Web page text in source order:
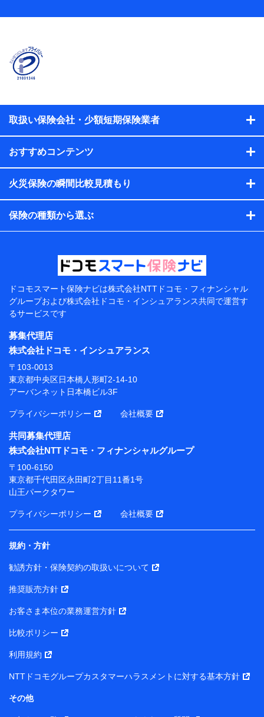
株式会社NTTドコモ
当社又は株式会社NTTドコモが提供する保険関連サービスに
おけるユーザ登録受付および管理のため
当社又は株式会社NTTドコモと取引のあるもしくは委託を受
れらに付帯、関連する当社、株式会社NTTドコモおよび提携
会社のサービスを案内、提供するため
析して、お客さまの趣味・嗜好・傾向に応じたサービス・商
各種セミナーの開催のため
コンサルティングサービスの実施のため
アンケートやキャンペーン等の実施のため
上記に係る案内・手続き・管理等付帯業務を行うため
当該個人データを取り扱う各共同利用者（詳細は次のと
東京都千代田区永田町2丁目11番1号 山王パークタワー
株式会社NTTドコモ 代表取締役社長 前田 義晃
東京都中央区日本橋人形町2-14-10 アーバンネット日
本橋ビル 3F
長 吉村 忠義
※ 当社および株式会社NTTドコモは、お客さまの情報
ソナルデータ憲章」に定める行動原則を順守します 。
※ パーソナルデータダッシュボードの「第三者提供の
管理」の設定状態にかかわらず、共同利用する場合があ
ります。
※ dポイントクラブ会員ではないお客さま（2019年12
月11日以降、一度もdポイントクラブ会員であったこと
がないお客さまに限る）に関する、2019年12月10日以
前に取得した個人データは、こちら の利用目的の範囲内
当社は株式会社NTTドコモ・フィナンシャルグループ
との間で、以下のとおり個人データを共同利用しま
す。
【共同して利用される利用データの項目】
当社または株式会社NTTドコモ・フィナンシャルグルー
の個人データ
基本情報
性、連絡先、dポイントサービスのご利用に関する情報。例
所、dポイント残高、dポイント利用履歴などが含まれます。
取扱い保険会社・少額短期保険業者
おすすめコンテンツ
火災保険の瞬間比較見積もり
保険の種類から選ぶ
ドコモスマート保険ナビは株式会社NTTドコモ・フィナンシャル
グループおよび株式会社ドコモ・インシュアランス共同で運営す
るサービスです
募集代理店
株式会社ドコモ・インシュアランス
〒103-0013
東京都中央区日本橋人形町2-14-10
アーバンネット日本橋ビル3F
プライバシーポリシー 会社概要
共同募集代理店
株式会社NTTドコモ・フィナンシャルグループ
〒100-6150
東京都千代田区永田町2丁目11番1号
山王パークタワー
プライバシーポリシー 会社概要
規約・方針
勧誘方針・保険契約の取扱いについて
推奨販売方針
お客さま本位の業務運営方針
比較ポリシー
利用規約
NTTドコモグループカスタマーハラスメントに対する基本方針
その他